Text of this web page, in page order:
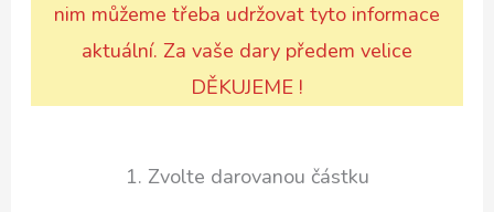
nim můžeme třeba udržovat tyto informace
aktuální. Za vaše dary předem velice
DĚKUJEME !
1. Zvolte darovanou částku